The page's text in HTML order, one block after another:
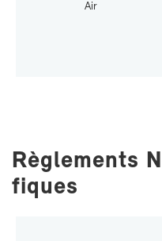
Air
Rè­gle­ments
fiques